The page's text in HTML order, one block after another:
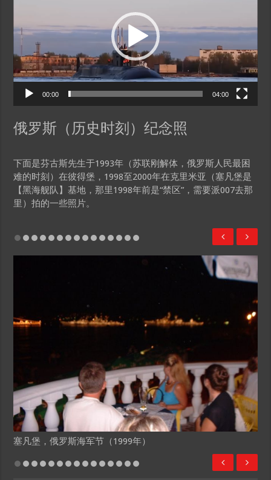
00:00 04:00
俄罗斯（历史时刻）纪念照
下面是芬古斯先生于1993年（苏联刚解体，俄罗斯人民最困
难的时刻）在彼得堡，1998至2000年在克里米亚（塞凡堡是
【黑海舰队】基地，那里1998年前是“禁区”，需要派007去那
里）拍的一些照片。
塞凡堡，俄罗斯海军节（1999年）